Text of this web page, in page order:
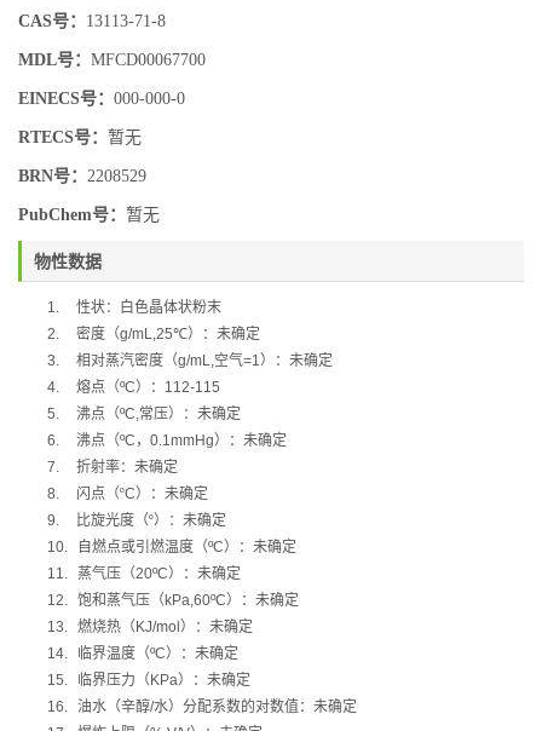
CAS号： 13113-71-8
MDL号： MFCD00067700
EINECS号： 000-000-0
RTECS号： 暂无
BRN号： 2208529
PubChem号： 暂无
物性数据
1.
性状：白色晶体状粉末
2.
密度（g/mL,25℃）：未确定
3.
相对蒸汽密度（g/mL,空气=1）：未确定
4.
熔点（ºC）： 112-115
5.
沸点（ºC,常压）：未确定
6.
沸点（ºC ， 0.1mmHg）：未确定
7.
折射率：未确定
8.
闪点（ºC）：未确定
9.
比旋光度 （º）： 未确定
10.
自燃点或引燃温度（ºC）：未确定
11.
蒸气压（20ºC）：未确定
12. 饱和蒸气压（ kPa,60ºC）：未确定
13. 燃烧热（ KJ/mol ）：未确定
14.
临界温度（ºC）：未确定
15.
临界压力（ KPa）：未确定
16. 油水（辛醇/水）分配系数的对数值：未确定